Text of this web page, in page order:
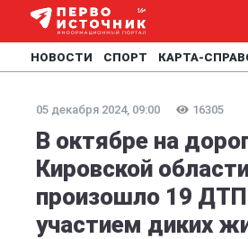
НОВОСТИ СПОРТ КАРТА-
05 декабря 2024, 09:00 16305
В октябре на
Кировской
произошло 19
участием диких